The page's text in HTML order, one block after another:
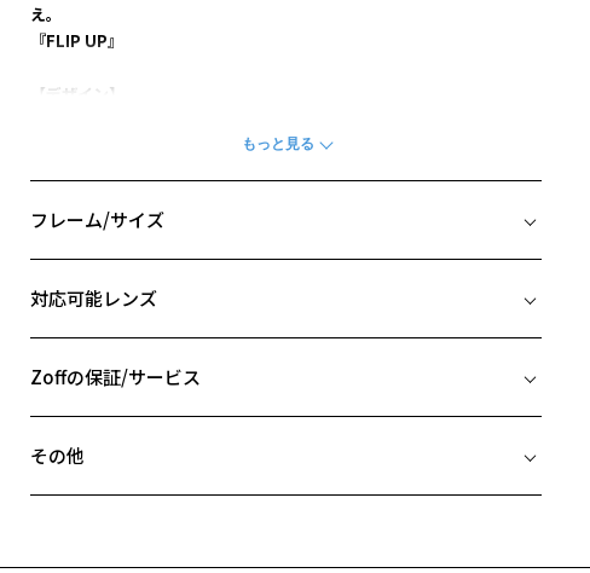
え。
『FLIP UP』
【デザイン】
ディンググラスをかけているとなんとも煩わしい。
従来の跳ね上げメガネのデザインを一新し、機能部分を目立たないよう
に設計。
【スタイリングポイント】
ビジネススタイルにも休日スタイルにもお使いいただきやすいデザイン
※柄や色味の出方に個体差があり、画像と異なる場合がございます。
FLIP UP ページをみる
フレーム/サイズ
B ブリッジ(鼻部分)の横幅：18mm
対応可能レンズ
フレームとレンズの合計料金を知りたい方へ
Zoffの保証/サービス
その他